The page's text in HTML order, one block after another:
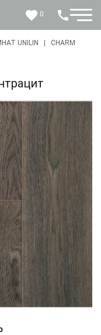
21
0
UNILIN
CHARM